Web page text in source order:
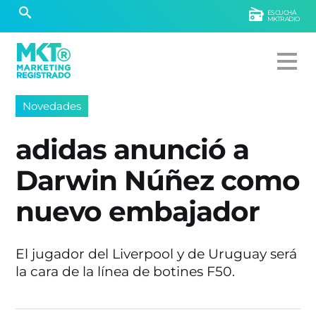
ESCUCHÁ
MKTRADIO
Novedades
adidas anunció a
Darwin Núñez como
nuevo embajador
El jugador del Liverpool y de Uruguay será
la cara de la línea de botines F50.